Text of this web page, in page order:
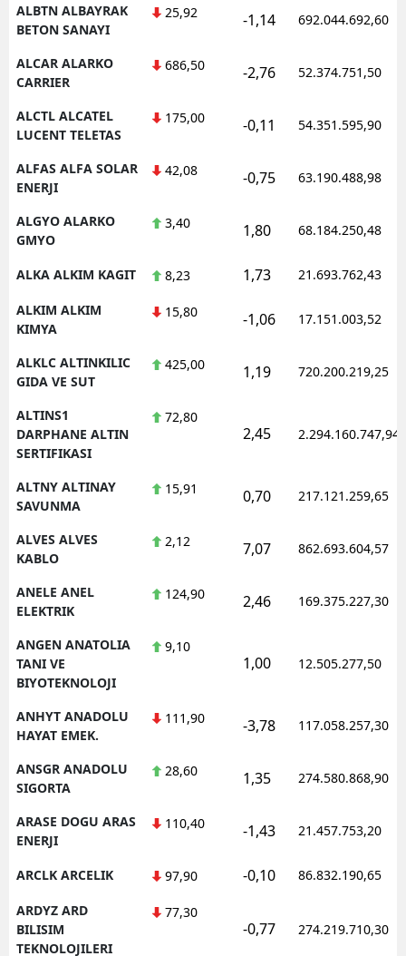
ALBTN ALBAYRAK
BETON SANAYI
25,92 -1,14 692.044.692,60
ALCAR ALARKO
CARRIER
686,50 -2,76 52.374.751,50
ALCTL ALCATEL
LUCENT TELETAS
175,00 -0,11 54.351.595,90
ALFAS ALFA SOLAR
ENERJI
42,08 -0,75 63.190.488,98
ALGYO ALARKO
GMYO
3,40 1,80 68.184.250,48
ALKA ALKIM KAGIT 8,23 1,73 21.693.762,43
ALKIM ALKIM
KIMYA
15,80 -1,06 17.151.003,52
ALKLC ALTINKILIC
GIDA VE SUT
425,00 1,19 720.200.219,25
ALTINS1
DARPHANE ALTIN
SERTIFIKASI
72,80
2,45 2.294.160.747,94
ALTNY ALTINAY
SAVUNMA
15,91 0,70 217.121.259,65
ALVES ALVES
KABLO
2,12 7,07 862.693.604,57
ANELE ANEL
ELEKTRIK
124,90 2,46 169.375.227,30
ANGEN ANATOLIA
TANI VE
BIYOTEKNOLOJI
9,10
1,00 12.505.277,50
ANHYT ANADOLU
HAYAT EMEK.
111,90 -3,78 117.058.257,30
ANSGR ANADOLU
SIGORTA
28,60 1,35 274.580.868,90
ARASE DOGU ARAS
ENERJI
110,40 -1,43 21.457.753,20
ARCLK ARCELIK 97,90 -0,10 86.832.190,65
ARDYZ ARD
BILISIM
TEKNOLOJILERI
77,30
-0,77 274.219.710,30